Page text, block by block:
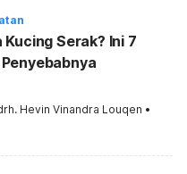
Kucing Serak? Ini 7
Hevin Vinandra Louqen •